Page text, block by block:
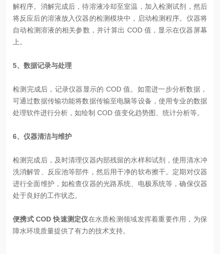
解程序。消解完成后，待溶液冷却至室温，加入检测试剂，然后
将反应后的溶液放入仪器的检测模块中，启动检测程序。仪器将
自动检测溶液的相关参数，并计算出 COD 值，显示在仪器屏幕
上。
5、数据记录与处理
检测完成后，记录仪器显示的 COD 值。如需进一步分析数据，
可通过数据传输功能将数据传输至电脑等设备，使用专业的数据
处理软件进行分析，如绘制 COD 值变化趋势图、统计分析等。
6、仪器清洁与维护
检测完成后，及时清理仪器内部残留的水样和试剂，使用清水冲
洗消解管、反应池等部件，然后用干净的软布擦干。定期对仪器
进行全面维护，如检查仪器的光路系统、电极系统等，确保仪器
处于良好的工作状态。
便携式 COD 快速测定仪在水质检测领域发挥着重要作用，为保
障水环境质量提供了有力的技术支持。